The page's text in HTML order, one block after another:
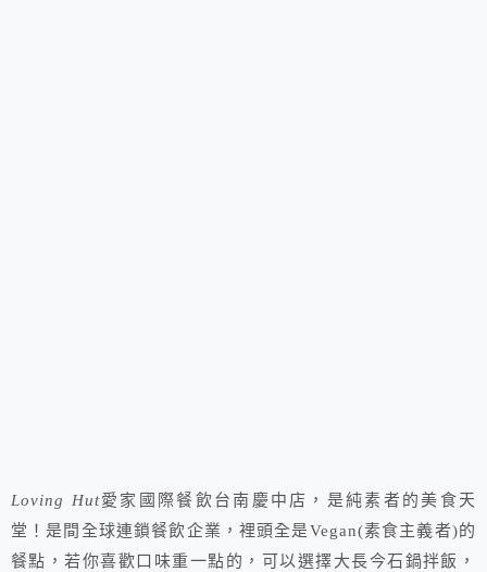
Loving Hut愛家國際餐飲台南慶中店，是純素者的美食天
堂！是間全球連鎖餐飲企業，裡頭全是Vegan(素食主義者)的
餐點，若你喜歡口味重一點的，可以選擇大長今石鍋拌飯，